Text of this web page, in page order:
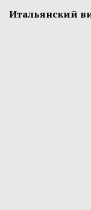
Итальянский